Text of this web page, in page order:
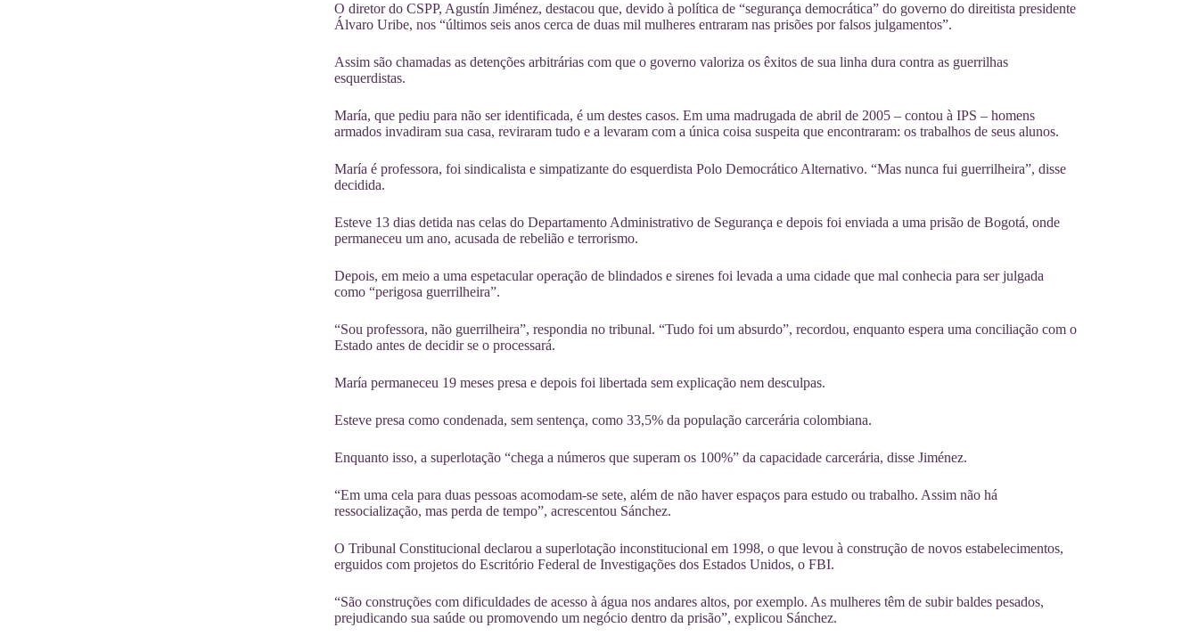
O diretor do CSPP, Agustín Jiménez, destacou que, devido à política de “segurança democrática” do governo do direitista presidente
Álvaro Uribe, nos “últimos seis anos cerca de duas mil mulheres entraram nas prisões por falsos julgamentos”.
Assim são chamadas as detenções arbitrárias com que o governo valoriza os êxitos de sua linha dura contra as guerrilhas
esquerdistas.
María, que pediu para não ser identificada, é um destes casos. Em uma madrugada de abril de 2005 – contou à IPS – homens
armados invadiram sua casa, reviraram tudo e a levaram com a única coisa suspeita que encontraram: os trabalhos de seus alunos.
María é professora, foi sindicalista e simpatizante do esquerdista Polo Democrático Alternativo. “Mas nunca fui guerrilheira”, disse
decidida.
Esteve 13 dias detida nas celas do Departamento Administrativo de Segurança e depois foi enviada a uma prisão de Bogotá, onde
permaneceu um ano, acusada de rebelião e terrorismo.
Depois, em meio a uma espetacular operação de blindados e sirenes foi levada a uma cidade que mal conhecia para ser julgada
como “perigosa guerrilheira”.
“Sou professora, não guerrilheira”, respondia no tribunal. “Tudo foi um absurdo”, recordou, enquanto espera uma conciliação com o
Estado antes de decidir se o processará.
María permaneceu 19 meses presa e depois foi libertada sem explicação nem desculpas.
Esteve presa como condenada, sem sentença, como 33,5% da população carcerária colombiana.
Enquanto isso, a superlotação “chega a números que superam os 100%” da capacidade carcerária, disse Jiménez.
“Em uma cela para duas pessoas acomodam-se sete, além de não haver espaços para estudo ou trabalho. Assim não há
ressocialização, mas perda de tempo”, acrescentou Sánchez.
O Tribunal Constitucional declarou a superlotação inconstitucional em 1998, o que levou à construção de novos estabelecimentos,
erguidos com projetos do Escritório Federal de Investigações dos Estados Unidos, o FBI.
“São construções com dificuldades de acesso à água nos andares altos, por exemplo. As mulheres têm de subir baldes pesados,
prejudicando sua saúde ou promovendo um negócio dentro da prisão”, explicou Sánchez.